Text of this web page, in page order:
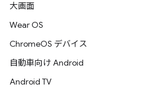
大画面
Wear OS
ChromeOS デバイス
自動車向け Android
Android TV